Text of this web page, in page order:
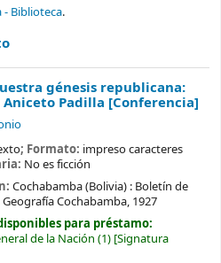
- Biblioteca.
génesis republicana:
Padilla [Conferencia]
; Formato: impreso caracteres
No es ficción
Cochabamba (Bolivia) : Boletín de
Cochabamba, 1927
para préstamo:
de la Nación (1) Signatura